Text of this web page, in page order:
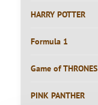
HARRY POTTER
Formula 1
Game of THRONES
PINK PANTHER